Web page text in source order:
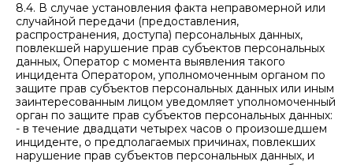
8.4. В случае установления факта неправомерной или
случайной передачи (предоставления,
распространения, доступа) персональных данных,
повлекшей нарушение прав субъектов персональных
данных, Оператор с момента выявления такого
инцидента Оператором, уполномоченным органом по
защите прав субъектов персональных данных или иным
заинтересованным лицом уведомляет уполномоченный
орган по защите прав субъектов персональных данных:
- в течение двадцати четырех часов о произошедшем
инциденте, о предполагаемых причинах, повлекших
нарушение прав субъектов персональных данных, и